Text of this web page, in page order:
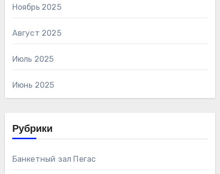
Ноябрь 2025
Август 2025
Июль 2025
Июнь 2025
Рубрики
Банкетный зал Пегас